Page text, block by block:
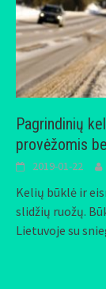
Pagrindinių
provėžomis
2019-01-22
Kelių būklė ir
slidžių ruožų.
Lietuvoje su